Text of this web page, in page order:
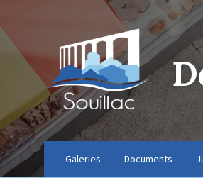
Galeries Documents